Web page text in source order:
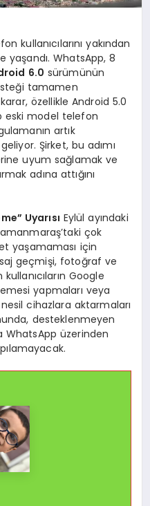
kullanıcılarını yakından
yaşandı. WhatsApp, 8
6.0 sürümünün
tamamen
karar, özellikle Android 5.0
eski model telefon
artık
Şirket, bu adımı
uyum sağlamak ve
adına attığını
Uyarısı Eylül ayındaki
çok
yaşamaması için
geçmişi, fotoğraf ve
Google
yapmaları veya
cihazlara aktarmaları
desteklenmeyen
üzerinden